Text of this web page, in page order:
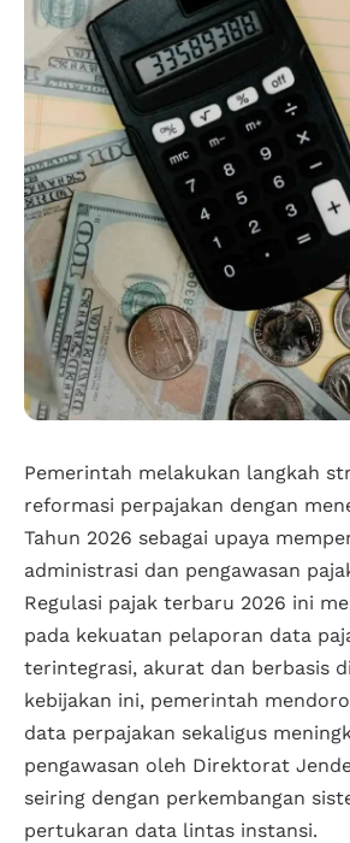
Pemerintah melakukan langkah
reformasi perpajakan dengan
Tahun 2026 sebagai upaya
administrasi dan pengawasan
Regulasi pajak terbaru 2026 ini
pada kekuatan pelaporan data
terintegrasi, akurat dan berbasis
kebijakan ini, pemerintah
data perpajakan sekaligus
pengawasan oleh Direktorat
seiring dengan perkembangan
pertukaran data lintas instansi.